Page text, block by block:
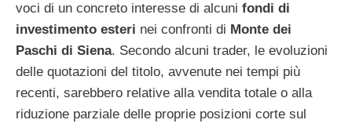
voci di un concreto interesse di alcuni fondi di
investimento esteri nei confronti di Monte dei
Paschi di Siena. Secondo alcuni trader, le evoluzioni
delle quotazioni del titolo, avvenute nei tempi più
recenti, sarebbero relative alla vendita totale o alla
riduzione parziale delle proprie posizioni corte sul